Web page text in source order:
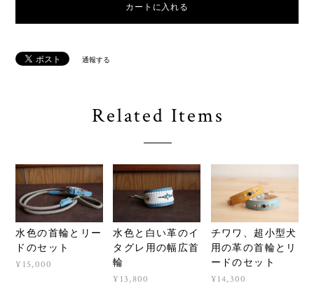
通報する
Related Items
水色の首輪とリー
ドのセット
¥15,000
水色と白い革のイ
タグレ用の幅広首
輪
¥13,800
チワワ、超小型犬
用の革の首輪とリ
ードのセット
¥14,300